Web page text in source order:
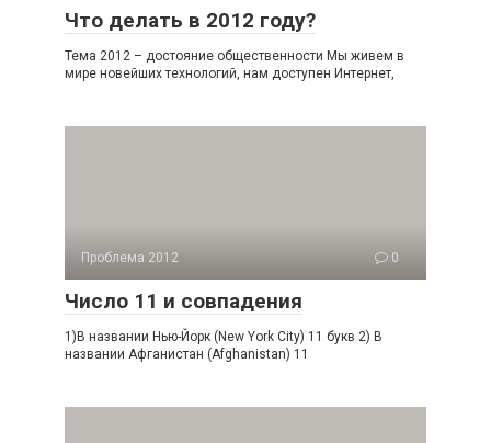
Что делать в 2012 году?
Тема 2012 – достояние общественности Мы живем в
мире новейших технологий, нам доступен Интернет,
Проблема 2012 0
Число 11 и совпадения
1)В названии Нью-Йорк (New York City) 11 букв 2) В
названии Афганистан (Afghanistan) 11